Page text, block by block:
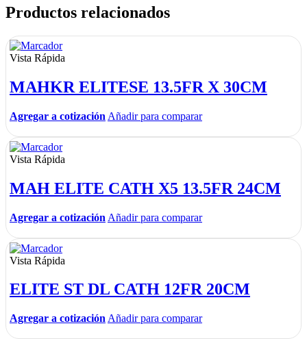
Productos relacionados
Vista Rápida
MAHKR ELITESE 13.5FR X 30CM
Agregar a cotización Añadir para comparar
Vista Rápida
MAH ELITE CATH X5 13.5FR 24CM
Agregar a cotización Añadir para comparar
Vista Rápida
ELITE ST DL CATH 12FR 20CM
Agregar a cotización Añadir para comparar